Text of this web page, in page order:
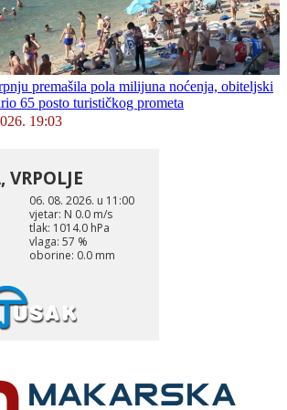
premašila pola milijuna noćenja, obiteljski
65 posto turističkog prometa
19:03